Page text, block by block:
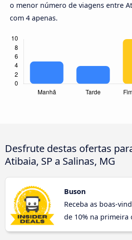
o menor número de viagens entre
com 4 apenas.
Desfrute destas ofertas
Atibaia, SP a Salinas, MG
Buson
Receba as boas-
de 10% na primeira